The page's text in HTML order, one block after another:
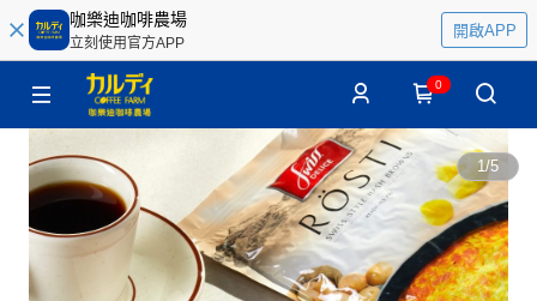
咖樂迪咖啡農場
立刻使用官方APP
開啟APP
0
1/5